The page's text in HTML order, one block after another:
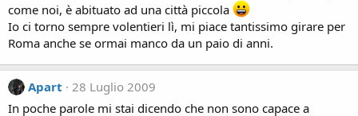
come noi, è abituato ad una città piccola
Io ci torno sempre volentieri lì, mi piace tantissimo girare per
Roma anche se ormai manco da un paio di anni.
Apart
28 Luglio 2009
In poche parole mi stai dicendo che non sono capace a